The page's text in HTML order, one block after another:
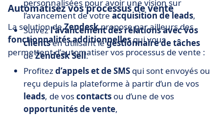
personnalisées pour avoir une vision sur
l’avancement de votreacquisition de leads,
Suivezl'avancement des relations avec vos
clientsen utilisant legestionnaire de tâches
deZendesk Sell.
Automatisez vos processus de vente
La solution deZendeskpropose par ailleurs des
fonctionnalités additionnellesqui vous
permettent d’automatiser vos processus de vente :
Profitezd’appels et de SMS qui sont envoyés ou
reçu depuis la plateforme à partir d’un de vos
leads, de voscontacts ou d’une de vos
opportunités de vente,